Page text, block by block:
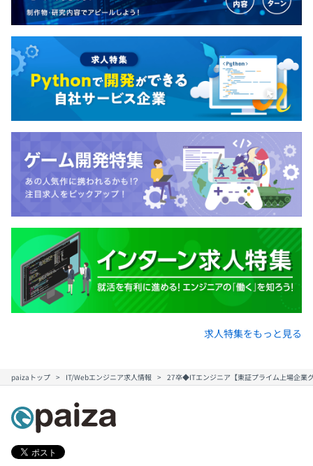
求人特集をもっと見る
paizaトップ IT/Webエンジニア求人情報 27卒◆ITエンジニア【東証プライム上場企業